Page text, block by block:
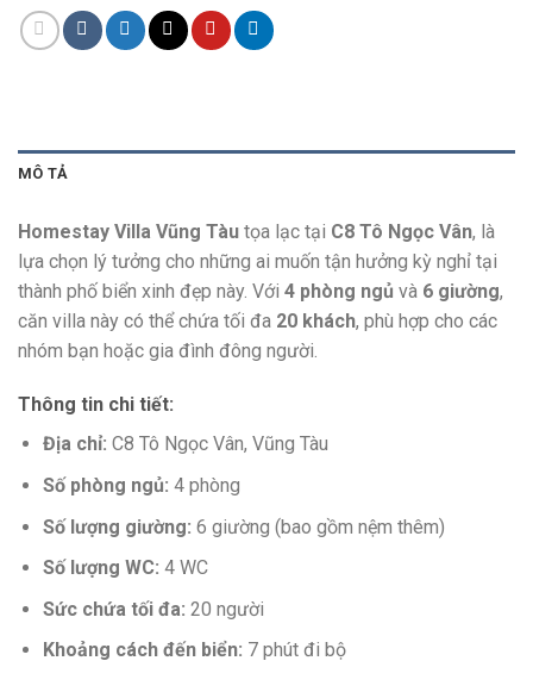
MÔ TẢ
Homestay Villa Vũng Tàu tọa lạc tại C8 Tô Ngọc Vân, là
lựa chọn lý tưởng cho những ai muốn tận hưởng kỳ nghỉ tại
thành phố biển xinh đẹp này. Với 4 phòng ngủ và 6 giường,
căn villa này có thể chứa tối đa 20 khách, phù hợp cho các
nhóm bạn hoặc gia đình đông người.
Thông tin chi tiết:
Địa chỉ: C8 Tô Ngọc Vân, Vũng Tàu
Số phòng ngủ: 4 phòng
Số lượng giường: 6 giường (bao gồm nệm thêm)
Số lượng WC: 4 WC
Sức chứa tối đa: 20 người
Khoảng cách đến biển: 7 phút đi bộ